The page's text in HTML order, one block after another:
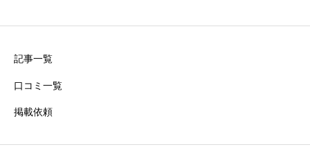
記事一覧
口コミ一覧
掲載依頼